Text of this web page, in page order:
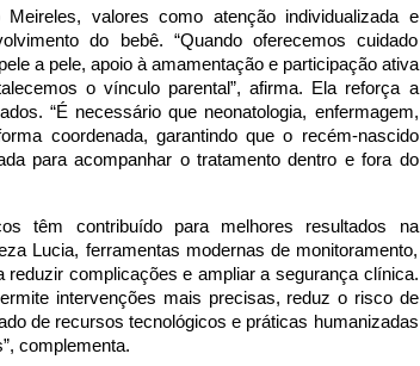
valores como atenção individualizada e
do bebê. “Quando oferecemos cuidado
a pele, apoio à amamentação e participação ativa
o vínculo parental”, afirma. Ela reforça a
“É necessário que neonatologia, enfermagem,
coordenada, garantindo que o recém-nascido
para acompanhar o tratamento dentro e fora do
têm contribuído para melhores resultados na
Lucia, ferramentas modernas de monitoramento,
complicações e ampliar a segurança clínica.
intervenções mais precisas, reduz o risco de
de recursos tecnológicos e práticas humanizadas
complementa.